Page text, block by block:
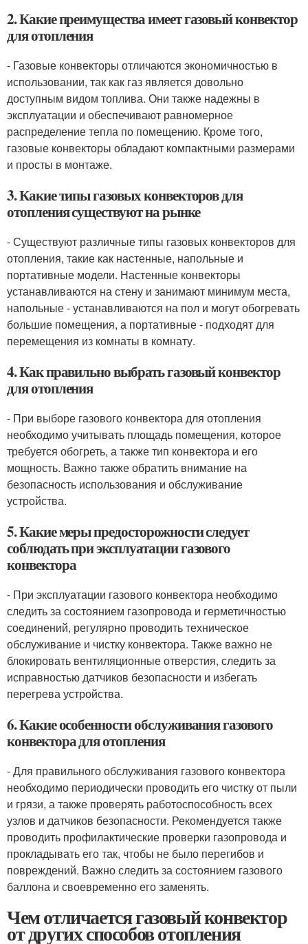
2. Какие преимущества имеет газовый конвектор
для отопления
- Газовые конвекторы отличаются экономичностью в
использовании, так как газ является довольно
доступным видом топлива. Они также надежны в
эксплуатации и обеспечивают равномерное
распределение тепла по помещению. Кроме того,
газовые конвекторы обладают компактными размерами
и просты в монтаже.
3. Какие типы газовых конвекторов для
отопления существуют на рынке
- Существуют различные типы газовых конвекторов для
отопления, такие как настенные, напольные и
портативные модели. Настенные конвекторы
устанавливаются на стену и занимают минимум места,
напольные - устанавливаются на пол и могут обогревать
большие помещения, а портативные - подходят для
перемещения из комнаты в комнату.
4. Как правильно выбрать газовый конвектор
для отопления
- При выборе газового конвектора для отопления
необходимо учитывать площадь помещения, которое
требуется обогреть, а также тип конвектора и его
мощность. Важно также обратить внимание на
безопасность использования и обслуживание
устройства.
5. Какие меры предосторожности следует
соблюдать при эксплуатации газового
конвектора
- При эксплуатации газового конвектора необходимо
следить за состоянием газопровода и герметичностью
соединений, регулярно проводить техническое
обслуживание и чистку конвектора. Также важно не
блокировать вентиляционные отверстия, следить за
исправностью датчиков безопасности и избегать
перегрева устройства.
6. Какие особенности обслуживания газового
конвектора для отопления
- Для правильного обслуживания газового конвектора
необходимо периодически проводить его чистку от пыли
и грязи, а также проверять работоспособность всех
узлов и датчиков безопасности. Рекомендуется также
проводить профилактические проверки газопровода и
прокладывать его так, чтобы не было перегибов и
повреждений. Важно следить за состоянием газового
баллона и своевременно его заменять.
Чем отличается газовый конвектор
от других способов отопления